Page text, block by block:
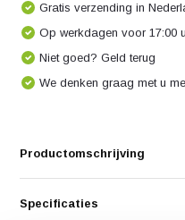
Gratis verzending in
Op werkdagen voor 17:00
Niet goed? Geld terug
We denken graag met u
Productomschrijving
Specificaties